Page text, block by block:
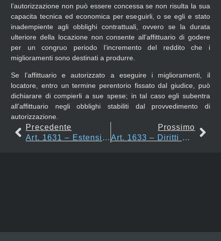
l’autorizzazione non può essere concessa se non risulta la sua
capacita tecnica ed economica per eseguirli, o se egli e stato
inadempiente agli obblighi contrattuali, ovvero se la durata
ulteriore della locazione non consente all’affittuario di godere
per un congruo periodo l’incremento del reddito che i
miglioramenti sono destinati a produrre.
Se l’affittuario e autorizzato a eseguire i miglioramenti, il
locatore, entro un termine perentorio fissato dal giudice, può
dichiarare di compierli a sue spese; in tal caso egli subentra
all’affittuario negli obblighi stabiliti dal provvedimento di
autorizzazione.
Precedente
Art. 1631 – Estensione Del Fondo
Prossimo
Art. 1633 – Diritti Derivanti Dall’esecuzione Dei Miglioramenti